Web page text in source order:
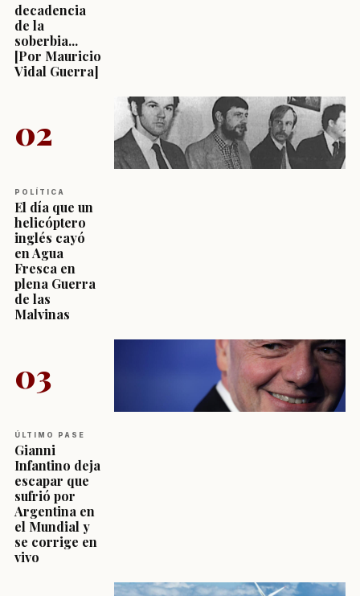
decadencia
de la
soberbia...
[Por Mauricio
Vidal Guerra]
02
POLÍTICA
El día que un
helicóptero
inglés cayó
en Agua
Fresca en
plena Guerra
de las
Malvinas
03
ÚLTIMO PASE
Gianni
Infantino deja
escapar que
sufrió por
Argentina en
el Mundial y
se corrige en
vivo